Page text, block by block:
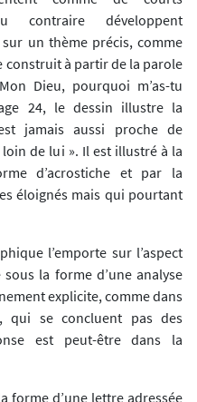
contraire développent
un thème précis, comme
construit à partir de la parole
Dieu, pourquoi m’as-tu
24, le dessin illustre la
jamais aussi proche de
de lui ». Il est illustré à la
d’acrostiche et par la
éloignés mais qui pourtant
l’emporte sur l’aspect
la forme d’une analyse
explicite, comme dans
qui se concluent pas des
est peut-être dans la
forme d’une lettre adressée